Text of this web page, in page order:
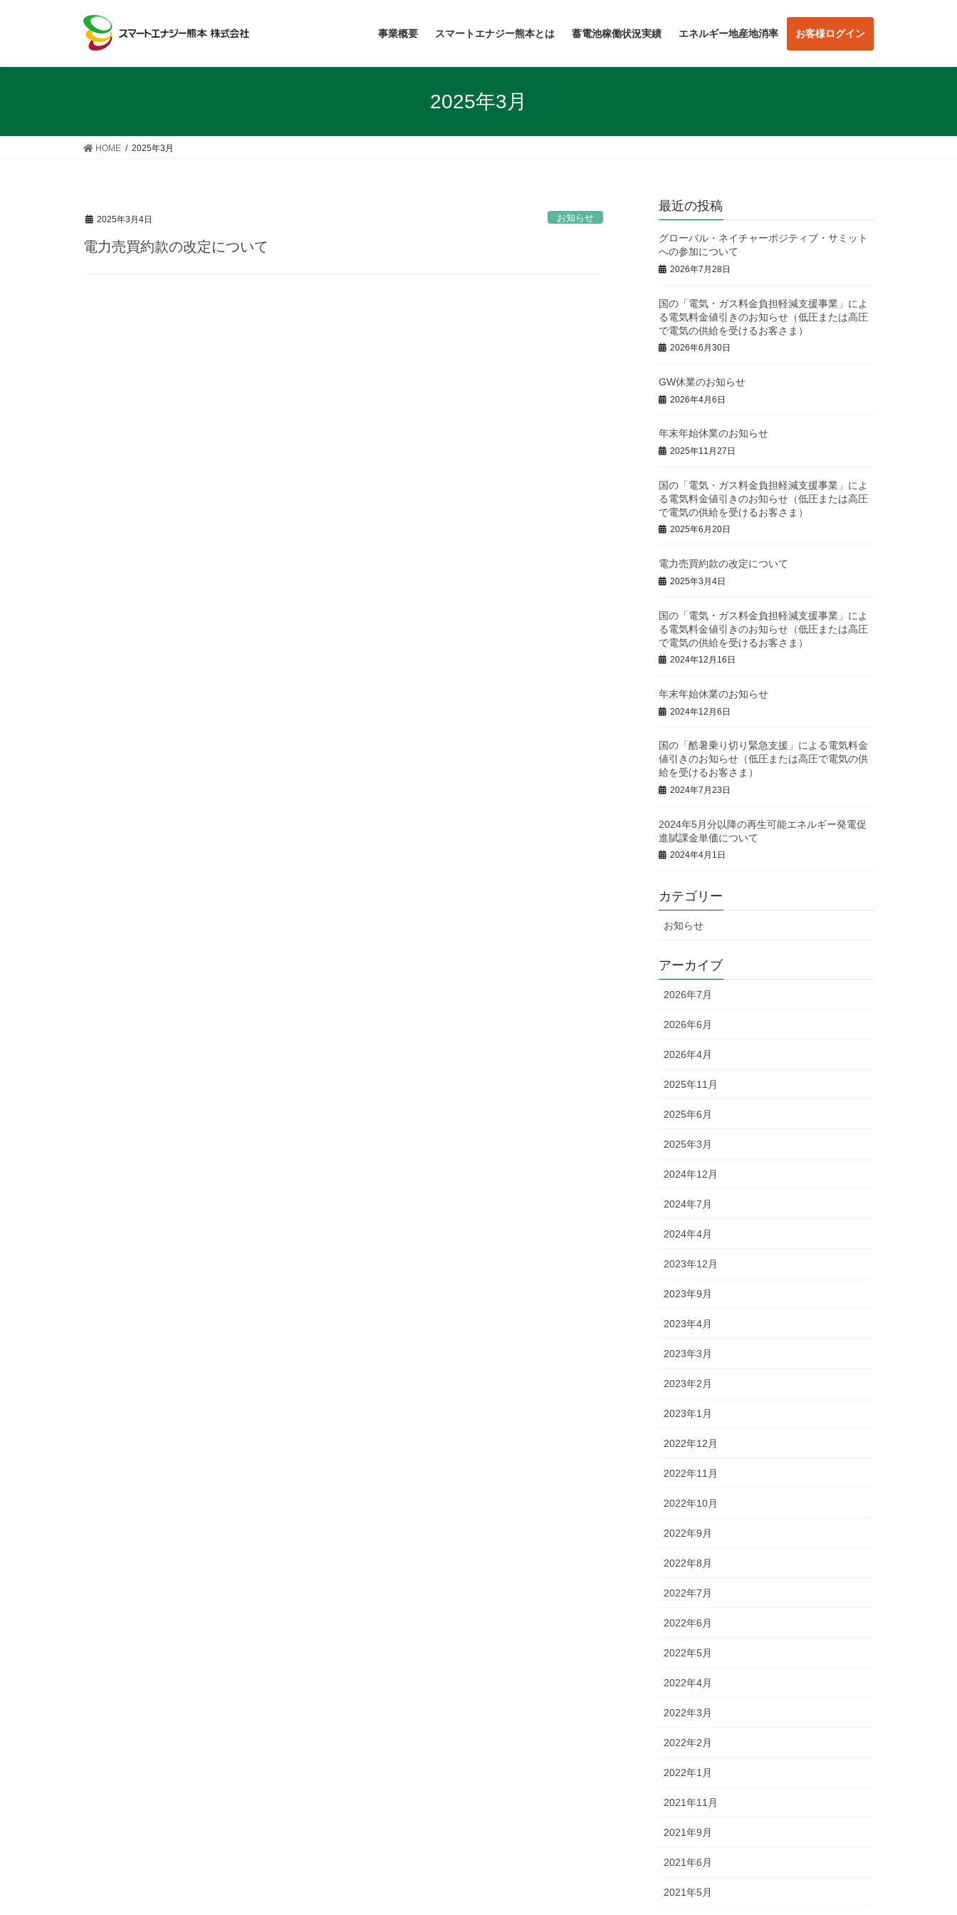
事業概要 スマートエナジー熊本とは 蓄電池稼働状況実績 エネルギー地産地消率 お客様ログイン
2025年3月
HOME 2025年3月
2025年3月4日 お知らせ
電力売買約款の改定について
最近の投稿
グローバル・ネイチャーポジティブ・サミット
への参加について
2026年7月28日
国の「電気・ガス料金負担軽減支援事業」によ
る電気料金値引きのお知らせ（低圧または高圧
で電気の供給を受けるお客さま）
2026年6月30日
GW休業のお知らせ
2026年4月6日
年末年始休業のお知らせ
2025年11月27日
国の「電気・ガス料金負担軽減支援事業」によ
る電気料金値引きのお知らせ（低圧または高圧
で電気の供給を受けるお客さま）
2025年6月20日
電力売買約款の改定について
2025年3月4日
国の「電気・ガス料金負担軽減支援事業」によ
る電気料金値引きのお知らせ（低圧または高圧
で電気の供給を受けるお客さま）
2024年12月16日
年末年始休業のお知らせ
2024年12月6日
国の「酷暑乗り切り緊急支援」による電気料金
値引きのお知らせ（低圧または高圧で電気の供
給を受けるお客さま）
2024年7月23日
2024年5月分以降の再生可能エネルギー発電促
進賦課金単価について
2024年4月1日
カテゴリー
お知らせ
アーカイブ
2026年7月
2026年6月
2026年4月
2025年11月
2025年6月
2025年3月
2024年12月
2024年7月
2024年4月
2023年12月
2023年9月
2023年4月
2023年3月
2023年2月
2023年1月
2022年12月
2022年11月
2022年10月
2022年9月
2022年8月
2022年7月
2022年6月
2022年5月
2022年4月
2022年3月
2022年2月
2022年1月
2021年11月
2021年9月
2021年6月
2021年5月